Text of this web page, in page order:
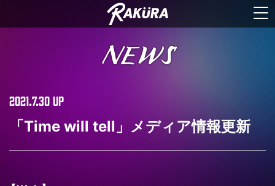
NEWS
2021.7.30 UP
「Time will tell」メディア情報更新